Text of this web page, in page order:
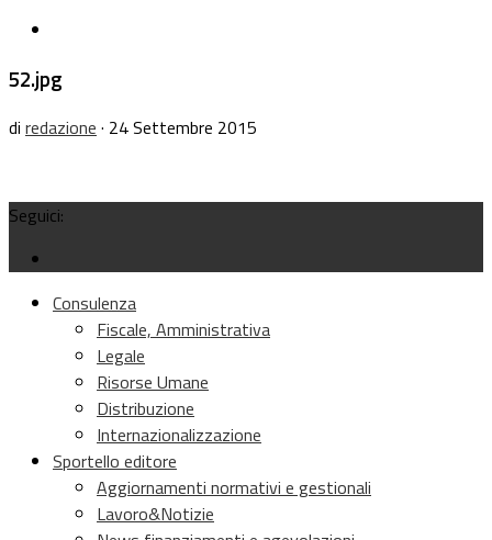
52.jpg
di redazione · 24 Settembre 2015
Seguici:
Consulenza
Fiscale, Amministrativa
Legale
Risorse Umane
Distribuzione
Internazionalizzazione
Sportello editore
Aggiornamenti normativi e gestionali
Lavoro&Notizie